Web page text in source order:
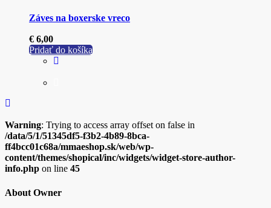
Záves na boxerske vreco
€ 6,00
Pridať do košíka
Warning: Trying to access array offset on false in
/data/5/1/51345df5-f3b2-4b89-8bca-
ff4bcc01c68a/mmaeshop.sk/web/wp-
content/themes/shopical/inc/widgets/widget-store-author-
info.php on line 45
About Owner